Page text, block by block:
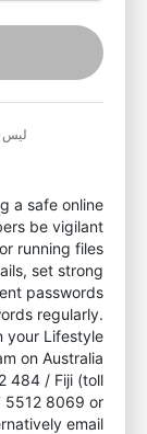
ليس
a safe online
be vigilant
running files
set strong
passwords
regularly.
your Lifestyle
on Australia
484 / Fiji (toll
5512 8069 or
email